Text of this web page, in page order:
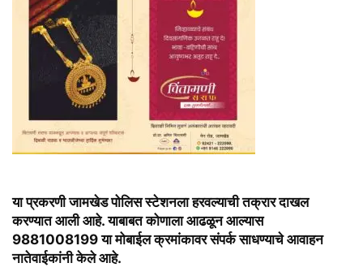
या प्रकरणी जामखेड पोलिस स्टेशनला हरवल्याची तक्रार दाखल
करण्यात आली आहे. याबाबत कोणाला आढळून आल्यास
9881008199 या मोबाईल क्रमांकावर संपर्क साधण्याचे आवाहन
नातेवाईकांनी केले आहे.